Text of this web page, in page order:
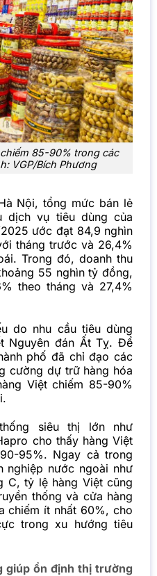
85-90% trong các
VGP/Bích Phương
Nội, tổng mức bán lẻ
dịch vụ tiêu dùng của
ước đạt 84,9 nghìn
tháng trước và 26,4%
Trong đó, doanh thu
55 nghìn tỷ đồng,
theo tháng và 27,4%
do nhu cầu tiêu dùng
Nguyên đán Ất Tỵ. Để
phố đã chỉ đạo các
cường dự trữ hàng hóa
Việt chiếm 85-90%
siêu thị lớn như
cho thấy hàng Việt
95%. Ngay cả trong
nghiệp nước ngoài như
C, tỷ lệ hàng Việt cũng
thống và cửa hàng
chiếm ít nhất 60%, cho
trong xu hướng tiêu
giúp ổn định thị trường